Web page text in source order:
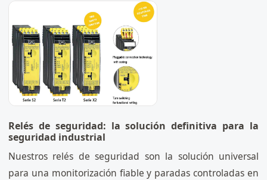
Relés de seguridad: la solución definitiva para la
seguridad industrial
Nuestros relés de seguridad son la solución universal
para una monitorización fiable y paradas controladas en